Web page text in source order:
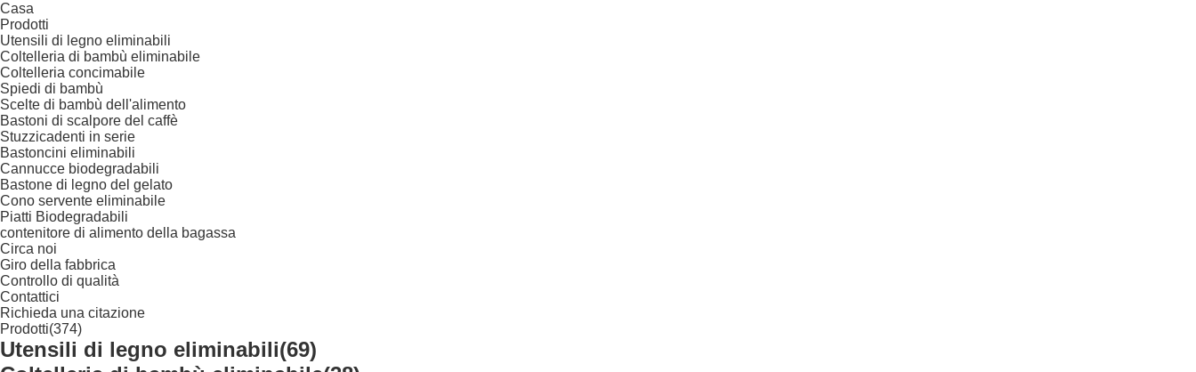
Casa
Prodotti
Utensili di legno eliminabili
Coltelleria di bambù eliminabile
Coltelleria concimabile
Spiedi di bambù
Scelte di bambù dell'alimento
Bastoni di scalpore del caffè
Stuzzicadenti in serie
Bastoncini eliminabili
Cannucce biodegradabili
Bastone di legno del gelato
Cono servente eliminabile
Piatti Biodegradabili
contenitore di alimento della bagassa
Circa noi
Giro della fabbrica
Controllo di qualità
Contattici
Richieda una citazione
Prodotti(374)
Utensili di legno eliminabili(69)